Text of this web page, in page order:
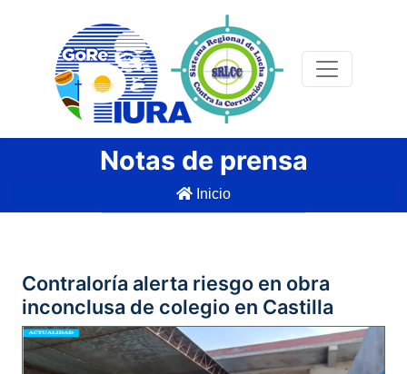
Notas de prensa
Inicio
Contraloría alerta riesgo en obra
inconclusa de colegio en Castilla